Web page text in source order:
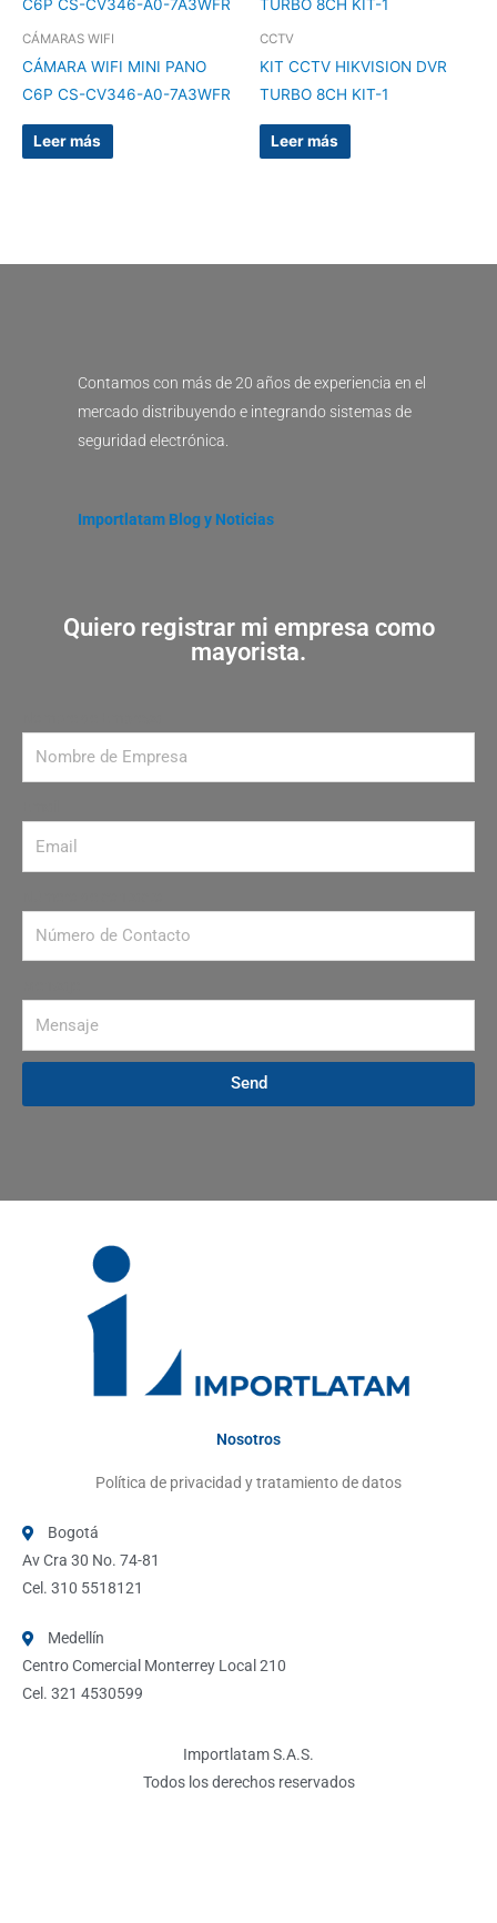
CÁMARAS WIFI
CÁMARA WIFI MINI PANO
C6P CS-CV346-A0-7A3WFR
Leer más
CCTV
KIT CCTV HIKVISION DVR
TURBO 8CH KIT-1
Leer más
Contamos con más de 20 años de experiencia en el
mercado distribuyendo e integrando sistemas de
seguridad electrónica.
Importlatam Blog y Noticias
Quiero registrar mi empresa como
mayorista.
Send
Nosotros
Política de privacidad y tratamiento de datos
Bogotá
Av Cra 30 No. 74-81
Cel. 310 5518121
Medellín
Centro Comercial Monterrey Local 210
Cel. 321 4530599
Importlatam S.A.S.
Todos los derechos reservados